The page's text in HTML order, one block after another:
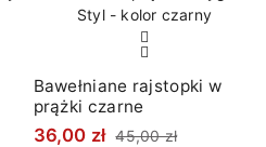
Bawełniane rajstopki w
prążki czarne
36,00 zł 45,00 zł